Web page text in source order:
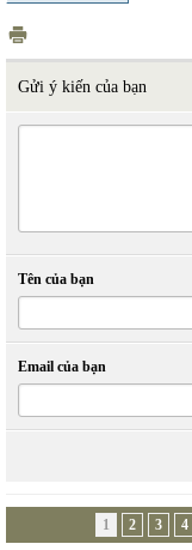
Gửi ý kiến của bạn
Tên của bạn
Email của bạn
1 2 3 4